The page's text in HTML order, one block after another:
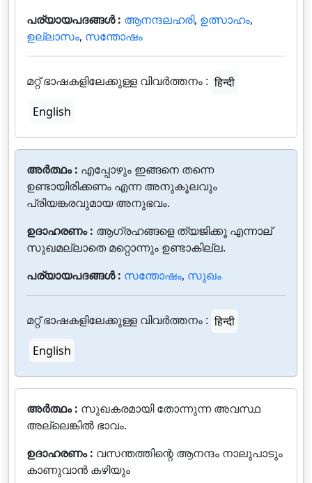
പര്യായപദങ്ങൾ : ആനന്ദലഹരി, ഉത്സാഹം,
ഉല്ലാസം, സന്തോഷം
മറ്റ് ഭാഷകളിലേക്കുള്ള വിവർത്തനം : हिन्दी
English
അർത്ഥം : എപ്പോഴും ഇങ്ങനെ തന്നെ
ഉണ്ടായിരിക്കണം എന്ന അനുകൂലവും
പ്രിയങ്കരവുമായ അനുഭവം.
ഉദാഹരണം : ആഗ്രഹങ്ങളെ ത്യജിക്കൂ എന്നാല്
സുഖമല്ലാതെ മറ്റൊന്നും ഉണ്ടാകില്ല.
പര്യായപദങ്ങൾ : സന്തോഷം, സുഖം
മറ്റ് ഭാഷകളിലേക്കുള്ള വിവർത്തനം : हिन्दी
English
അർത്ഥം : സുഖകരമായി തോന്നുന്ന അവസ്ഥ
അല്ലെങ്കില്‍ ഭാവം.
ഉദാഹരണം : വസന്തത്തിന്റെ ആനന്ദം നാലുപാടും
കാണുവാന്‍ കഴിയും